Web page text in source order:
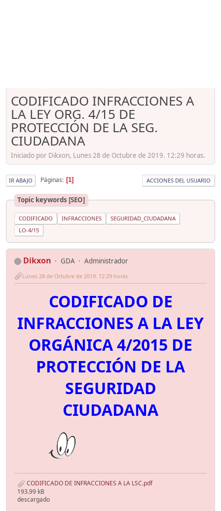
CODIFICADO INFRACCIONES A
LA LEY ORG. 4/15 DE
PROTECCIÓN DE LA SEG.
CIUDADANA
Iniciado por Dikxon, Lunes 28 de Octubre de 2019. 12:29 horas.
IR ABAJO Páginas 1 ACCIONES DEL USUARIO
Topic keywords [SEO]
CODIFICADO INFRACCIONES
SEGURIDAD_CIUDADANA
LO-4/15
Dikxon GDA Administrador
Lunes 28 de Octubre de 2019. 12:29 horas.
CODIFICADO DE
INFRACCIONES A LA LEY
ORGÁNICA 4/2015 DE
PROTECCIÓN DE LA
SEGURIDAD
CIUDADANA
CODIFICADO DE INFRACCIONES A LA LSC.pdf
193.99 kB
descargado